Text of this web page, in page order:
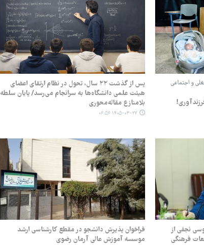
و اجتماعی
پس از گذشت ۲۲ سال، تحول در نظام ارتقای اعضای
هیئت علمی دانشگاه‌ها به سرانجام می‌رسد/ پایان سلطه
بلامنازع مقاله‌محوری
۱۴۰۵-۰۳-۲۷ ۰۶:۵۶
نجفی از
فرهنگی
فراخوان پذیرش دانشجو در مقطع کارشناسی ارشد
موسسه آموزش عالی آرمان رضوی